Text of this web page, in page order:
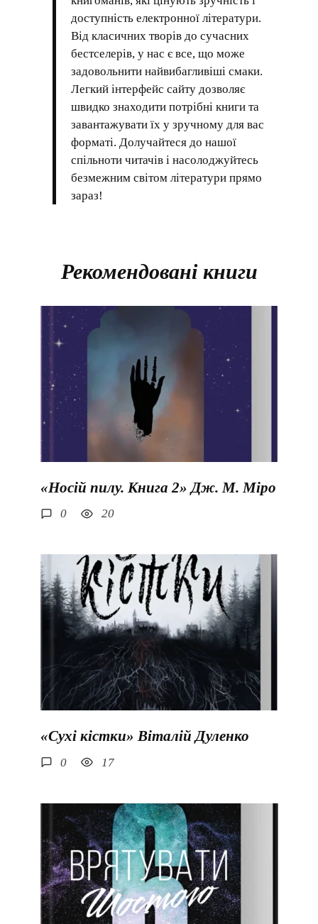
доступність електронної літератури.
Від класичних творів до сучасних
бестселерів, у нас є все, що може
задовольнити найвибагливіші смаки.
Легкий інтерфейс сайту дозволяє
швидко знаходити потрібні книги та
завантажувати їх у зручному для вас
форматі. Долучайтеся до нашої
спільноти читачів і насолоджуйтесь
безмежним світом літератури прямо
зараз!
Рекомендовані книги
«Носій пилу. Книга 2» Дж. М. Міро
0 20
«Сухі кістки» Віталій Дуленко
0 17